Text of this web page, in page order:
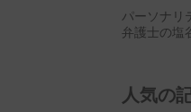
パーソナリ
弁護士の塩
人気の